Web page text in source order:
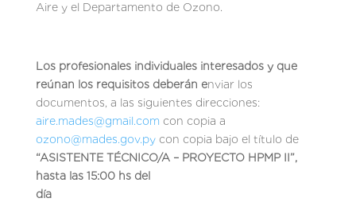
Aire y el Departamento de Ozono.
Los profesionales individuales interesados y que
reúnan los requisitos deberán enviar los
documentos, a las siguientes direcciones:
aire.mades@gmail.com con copia a
ozono@mades.gov.pycon copia bajo el título de
“ASISTENTE TÉCNICO/A – PROYECTO HPMP II”,
hasta las 15:00 hs del
día